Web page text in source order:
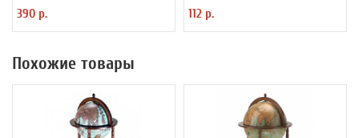
390 р. 112 р.
Похожие товары